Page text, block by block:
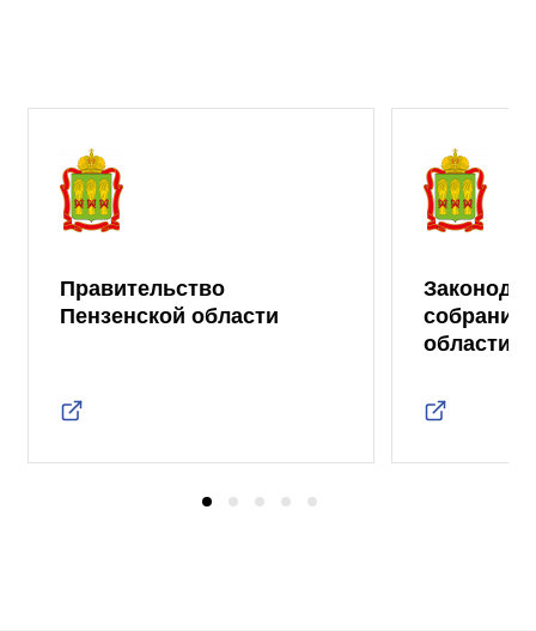
Правительство
Пензенской области
собрание
области